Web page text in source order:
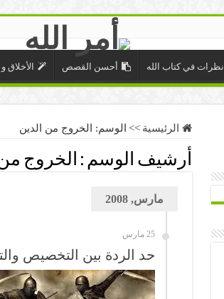
نظرات في كتاب الله أحسن القصص الأخلاق
الرئيسية >> الوسم: الخروج من الدين
أرشيف الوسم : الخروج
مارس, 2008
25 مارس
حد الردة بين التخصيص